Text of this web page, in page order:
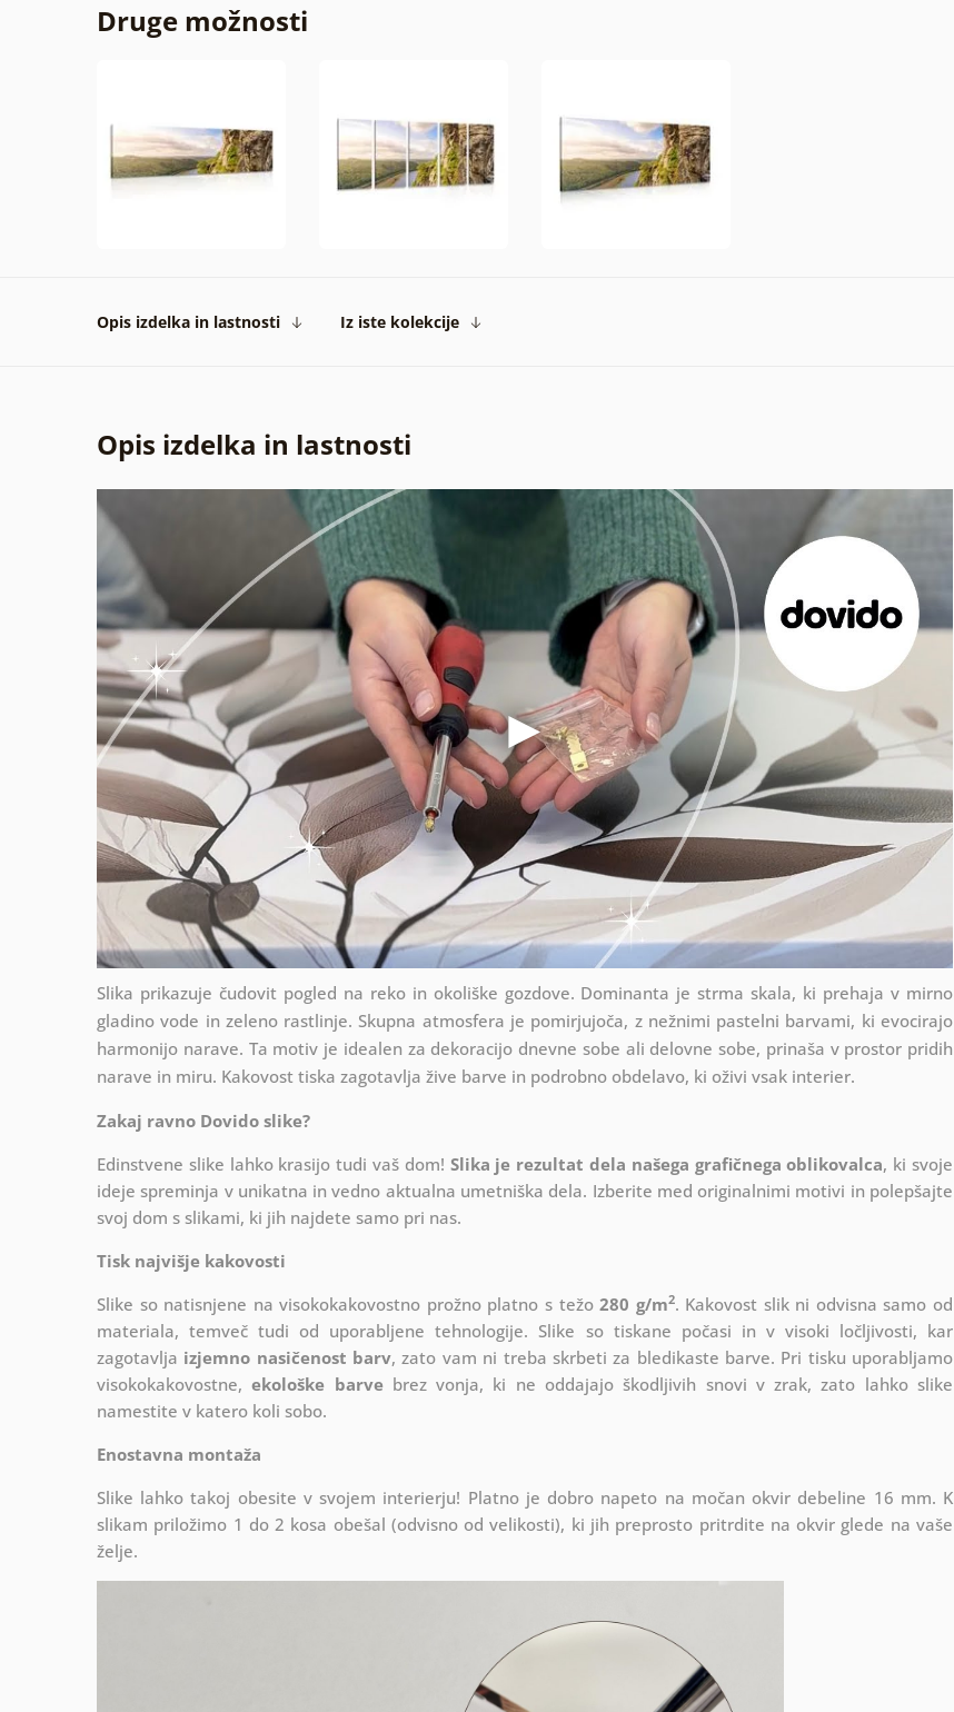
Druge možnosti
Opis izdelka in lastnosti Iz iste kolekcije
Opis izdelka in lastnosti
Slika prikazuje čudovit pogled na reko in okoliške gozdove. Dominanta je strma skala, ki prehaja v mirno
gladino vode in zeleno rastlinje. Skupna atmosfera je pomirjujoča, z nežnimi pastelni barvami, ki evocirajo
harmonijo narave. Ta motiv je idealen za dekoracijo dnevne sobe ali delovne sobe, prinaša v prostor pridih
narave in miru. Kakovost tiska zagotavlja žive barve in podrobno obdelavo, ki oživi vsak interier.
Zakaj ravno Dovido slike?
Edinstvene slike lahko krasijo tudi vaš dom! Slika je rezultat dela našega grafičnega oblikovalca, ki svoje
ideje spreminja v unikatna in vedno aktualna umetniška dela. Izberite med originalnimi motivi in polepšajte
svoj dom s slikami, ki jih najdete samo pri nas.
Tisk najvišje kakovosti
Slike so natisnjene na visokokakovostno prožno platno s težo280 g/m2. Kakovost slik ni odvisna samo od
materiala, temveč tudi od uporabljene tehnologije. Slike so tiskane počasi in v visoki ločljivosti, kar
zagotavlja izjemno nasičenost barv, zato vam ni treba skrbeti za bledikaste barve. Pri tisku uporabljamo
visokokakovostne,ekološke barvebrez vonja, ki ne oddajajo škodljivih snovi v zrak, zato lahko slike
namestite v katero koli sobo.
Enostavna montaža
Slike lahko takoj obesite v svojem interierju! Platno je dobro napeto na močan okvir debeline 16 mm. K
slikam priložimo 1 do 2 kosa obešal (odvisno od velikosti), ki jih preprosto pritrdite na okvir glede na vaše
želje.